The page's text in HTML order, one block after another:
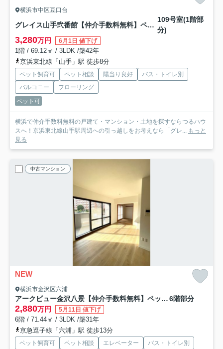
横浜市中区豆口台
グレイス山手弐番館【仲介手数料無料】ペット可♪
109号室(1階部
分)
3,280万円 6月1日 値下げ
1階 / 69.12㎡ / 3LDK /築42年
京浜東北線「山手」駅 徒歩8分
ペット飼育可 ペット相談 陽当り良好
バス・トイレ別
バルコニー
フローリング
ペット可
横浜で仲介手数料無料の戸建て・マンション・土地を探すならつるハウ
スへ！京浜東北線山手駅周辺への引っ越しをお考えなら「グレ... もっと
見る
中古マンション
NEW
横浜市金沢区六浦
アークビュー金沢八景【仲介手数料無料】ペット可♪ 6階部分
2,880万円 5月11日 値下げ
6階 / 71.44㎡ / 3LDK /築31年
京急逗子線「六浦」駅 徒歩13分
ペット飼育可 ペット相談 エレベーター バス・トイレ別